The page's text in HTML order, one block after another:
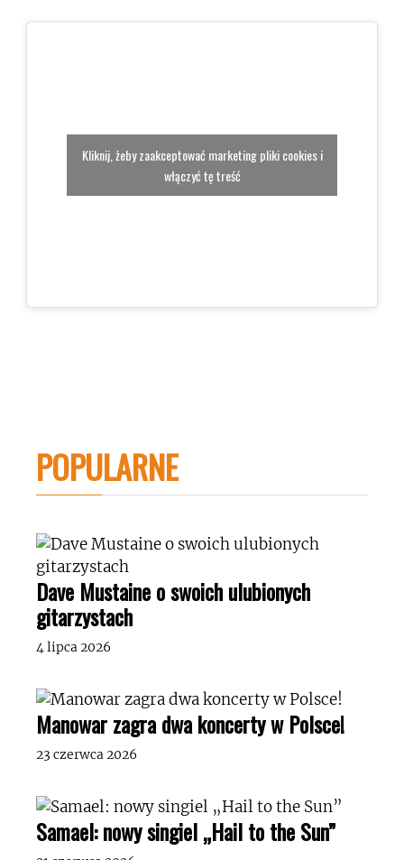
Kliknij, żeby zaakceptować marketing pliki cookies i
włączyć tę treść
POPULARNE
Dave Mustaine o swoich ulubionych
gitarzystach
4 lipca 2026
Manowar zagra dwa koncerty w Polsce!
23 czerwca 2026
Samael: nowy singiel „Hail to the Sun”